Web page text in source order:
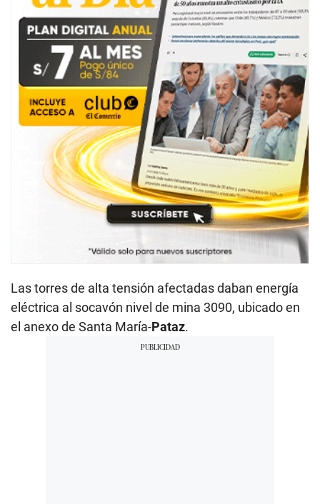
Las torres de alta tensión afectadas daban energía
eléctrica al socavón nivel de mina 3090, ubicado en
el anexo de Santa María-Pataz.